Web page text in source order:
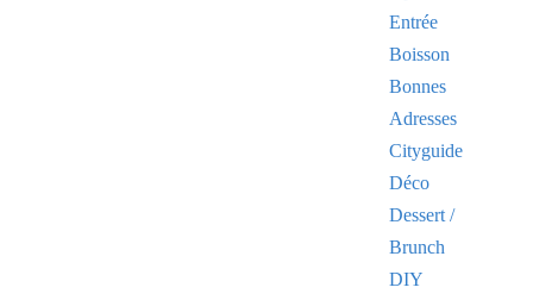
Entrée
Boisson
Bonnes
Adresses
Cityguide
Déco
Dessert /
Brunch
DIY